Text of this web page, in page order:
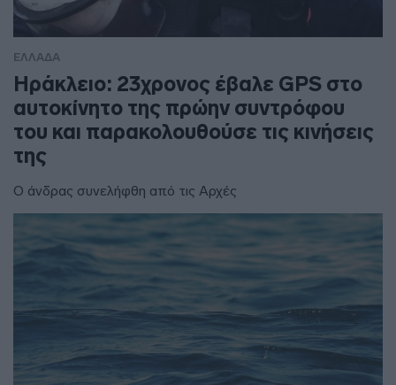
ΕΛΛΑΔΑ
Ηράκλειο: 23χρονος έβαλε GPS στο
αυτοκίνητο της πρώην συντρόφου
του και παρακολουθούσε τις κινήσεις
της
Ο άνδρας συνελήφθη από τις Αρχές